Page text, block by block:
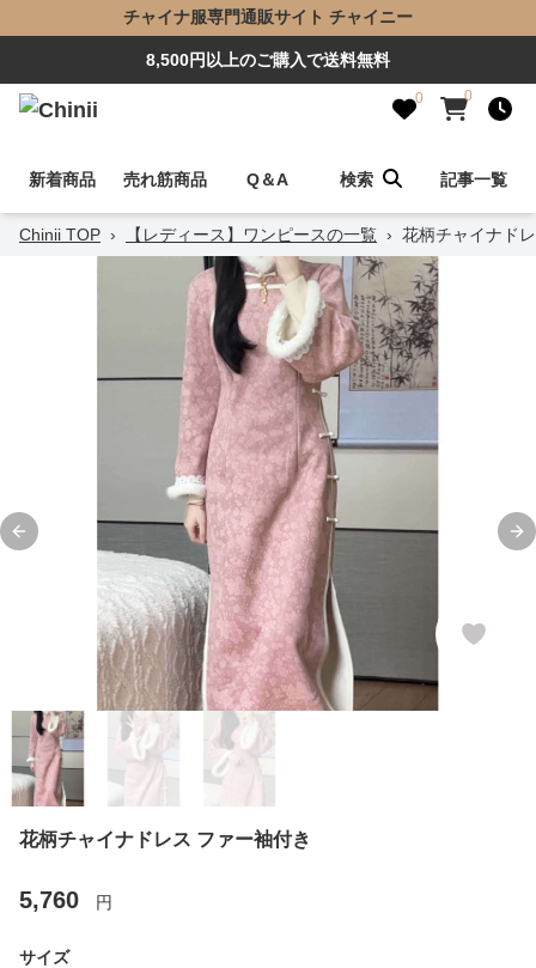
チャイナ服専門通販サイト チャイニー
8,500円以上のご購入で送料無料
0 0
新着商品 売れ筋商品 Q＆A 検索 記事一覧
Chinii TOP › 【レディース】ワンピースの一覧 › 花柄チャイナド
Previous slide
花柄チャイナドレス ファー袖付き
5,760 円
サイズ